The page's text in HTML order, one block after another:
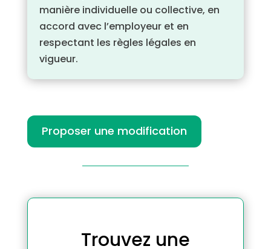
manière individuelle ou collective, en
accord avec l’employeur et en
respectant les règles légales en
vigueur.
Proposer une modification
Trouvez une